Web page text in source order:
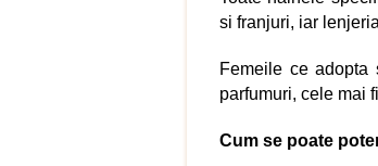
si franjuri, iar
Femeile ce
parfumuri, cele mai
Cum se poate